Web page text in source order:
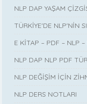
NLP DAP YAŞAM
TÜRKİYE'DE NLP'NİN
E KİTAP – PDF – NLP
NLP DAP NLP PDF
NLP DEĞİŞİM İÇİN
NLP DERS NOTLARI